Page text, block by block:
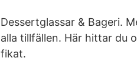
Dessertglassar & Bageri.
alla tillfällen. Här hittar du
fikat.